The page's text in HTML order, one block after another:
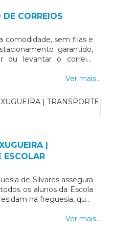
CORREIOS
comodidade, sem filas e
garantido,
ou levantar o correio,
ou levantar o seu vale
Ver mais...
|
ESCOLAR
de Silvares assegura
os alunos da Escola
na freguesia, quer
(prolongamento de
Ver mais...